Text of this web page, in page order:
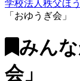
学校法人秩父ほ
「おゆうぎ会」
みん
会」